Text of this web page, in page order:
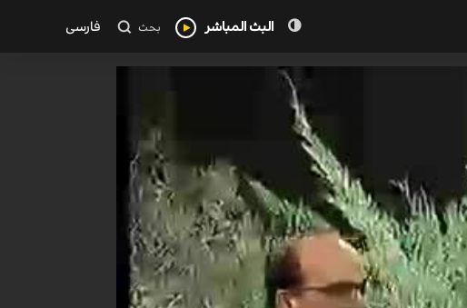
البث المباشر بحث فارسی